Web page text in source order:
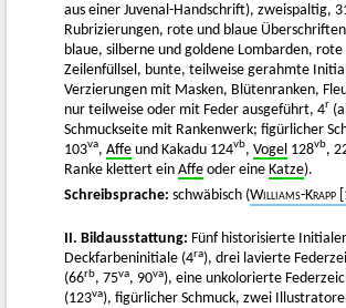
aus einer Juvenal-Handschrift), zweispaltig,
Rubrizierungen, rote und blaue
blaue, silberne und goldene Lombarden,
Zeilenfüllsel, bunte, teilweise gerahmte
Verzierungen mit Masken, Blütenranken,
nur teilweise oder mit Feder ausgeführt, 4r
Schmuckseite mit Rankenwerk; figürlicher
103va, Affe und Kakadu 124vb, Vogel 128vb,
Ranke klettert ein Affe oder eine Katze).
Schreibsprache: schwäbisch (Williams-Krapp
II. Bildausstattung: Fünf historisierte
Deckfarbeninitiale (4ra), drei lavierte
(66rb, 75va, 90va), eine unkolorierte
(123va), figürlicher Schmuck, zwei